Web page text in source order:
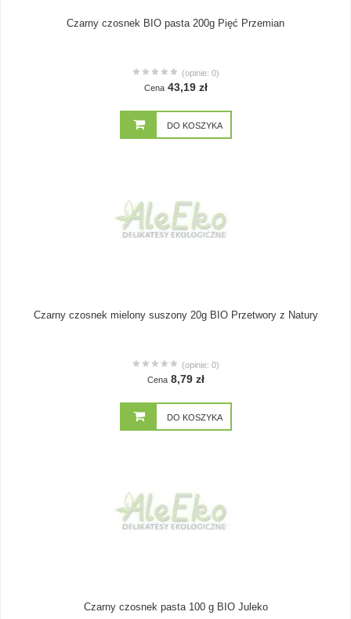
Czarny czosnek BIO pasta 200g Pięć Przemian
(opinie: 0)
Cena 43,19 zł
DO KOSZYKA
Czarny czosnek mielony suszony 20g BIO Przetwory z Natury
(opinie: 0)
Cena 8,79 zł
DO KOSZYKA
Czarny czosnek pasta 100 g BIO Juleko